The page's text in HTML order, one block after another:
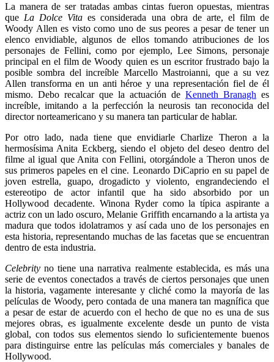
La manera de ser tratadas ambas cintas fueron opuestas, mientras
que La Dolce Vita es considerada una obra de arte, el film de
Woody Allen es visto como uno de sus peores a pesar de tener un
elenco envidiable, algunos de ellos tomando atribuciones de los
personajes de Fellini, como por ejemplo, Lee Simons, personaje
principal en el film de Woody quien es un escritor frustrado bajo la
posible sombra del increíble Marcello Mastroianni, que a su vez
Allen transforma en un anti héroe y una representación fiel de él
mismo. Debo recalcar que la actuación de Kenneth Branagh es
increíble, imitando a la perfección la neurosis tan reconocida del
director norteamericano y su manera tan particular de hablar.
Por otro lado, nada tiene que envidiarle Charlize Theron a la
hermosísima Anita Eckberg, siendo el objeto del deseo dentro del
filme al igual que Anita con Fellini, otorgándole a Theron unos de
sus primeros papeles en el cine. Leonardo DiCaprio en su papel de
joven estrella, guapo, drogadicto y violento, engrandeciendo el
estereotipo de actor infantil que ha sido absorbido por un
Hollywood decadente. Winona Ryder como la típica aspirante a
actriz con un lado oscuro, Melanie Griffith encarnando a la artista ya
madura que todos idolatramos y así cada uno de los personajes en
esta historia, representando muchas de las facetas que se encuentran
dentro de esta industria.
Celebrity no tiene una narrativa realmente establecida, es más una
serie de eventos conectados a través de ciertos personajes que unen
la historia, vagamente interesante y cliché como la mayoría de las
películas de Woody, pero contada de una manera tan magnífica que
a pesar de estar de acuerdo con el hecho de que no es una de sus
mejores obras, es igualmente excelente desde un punto de vista
global, con todos sus elementos siendo lo suficientemente buenos
para distinguirse entre las películas más comerciales y banales de
Hollywood.